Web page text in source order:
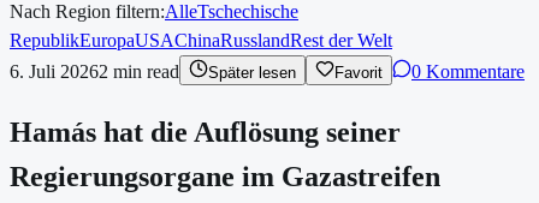
Nach Region filtern:AlleTschechische
RepublikEuropaUSAChinaRusslandRest der Welt
6. Juli 20262 min read Später lesen Favorit 0 Kommentare
Hamás hat die Auflösung seiner
Regierungsorgane im Gazastreifen